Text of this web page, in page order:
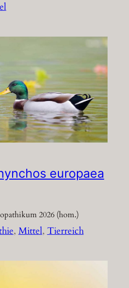
europaea
2026 (hom.)
, Mittel, Tierreich